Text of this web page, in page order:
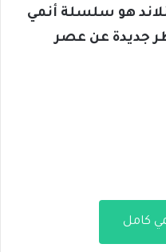
هو سلسلة أنمي
جديدة عن عصر
كامل